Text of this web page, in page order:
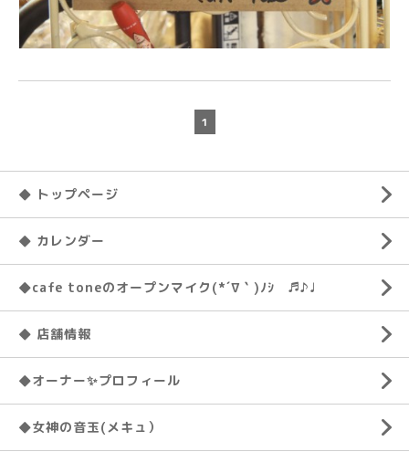
1
◆ トップページ
◆ カレンダー
◆cafe toneのオープンマイク(*´∇｀)ﾉｼ ♬♪♩
◆ 店舗情報
◆オーナー✨プロフィール
◆女神の音玉(メキュ）